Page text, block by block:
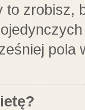
to zrobisz,
pola